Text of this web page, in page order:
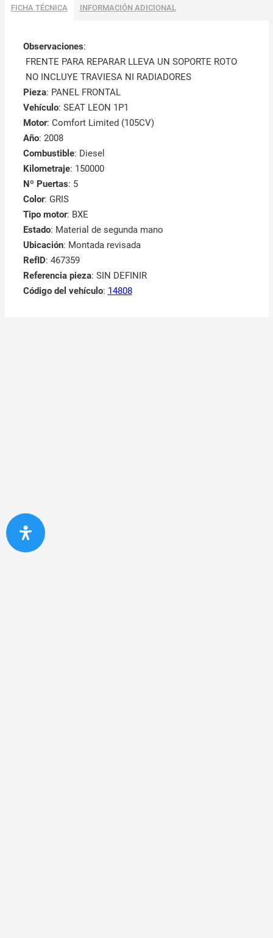
FICHA TÉCNICA INFORMACIÓN ADICIONAL
Observaciones:
FRENTE PARA REPARAR LLEVA UN SOPORTE ROTO
NO INCLUYE TRAVIESA NI RADIADORES
Pieza: PANEL FRONTAL
Vehículo: SEAT LEON 1P1
Motor: Comfort Limited (105CV)
Año: 2008
Combustible: Diesel
Kilometraje: 150000
Nº Puertas: 5
Color: GRIS
Tipo motor: BXE
Estado: Material de segunda mano
Ubicación: Montada revisada
RefID: 467359
Referencia pieza: SIN DEFINIR
Código del vehículo: 14808